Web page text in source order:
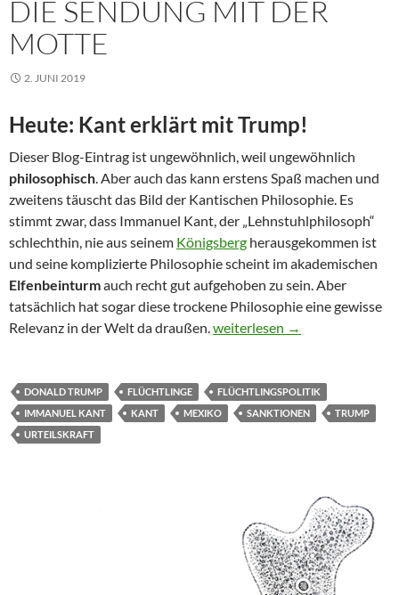
DIE SENDUNG MIT DER
MOTTE
2. JUNI 2019
Heute: Kant erklärt mit Trump!
Dieser Blog-Eintrag ist ungewöhnlich, weil ungewöhnlich
philosophisch. Aber auch das kann erstens Spaß machen und
zweitens täuscht das Bild der Kantischen Philosophie. Es
stimmt zwar, dass Immanuel Kant, der „Lehnstuhlphilosoph“
schlechthin, nie aus seinem Königsberg herausgekommen ist
und seine komplizierte Philosophie scheint im akademischen
Elfenbeinturmauch recht gut aufgehoben zu sein. Aber
tatsächlich hat sogar diese trockene Philosophie eine gewisse
Relevanz in der Welt da draußen.Die Sendung mit der Motte
weiterlesen →
DONALD TRUMP FLÜCHTLINGE
FLÜCHTLINGSPOLITIK
IMMANUEL KANT
KANT MEXIKO SANKTIONEN
TRUMP
URTEILSKRAFT